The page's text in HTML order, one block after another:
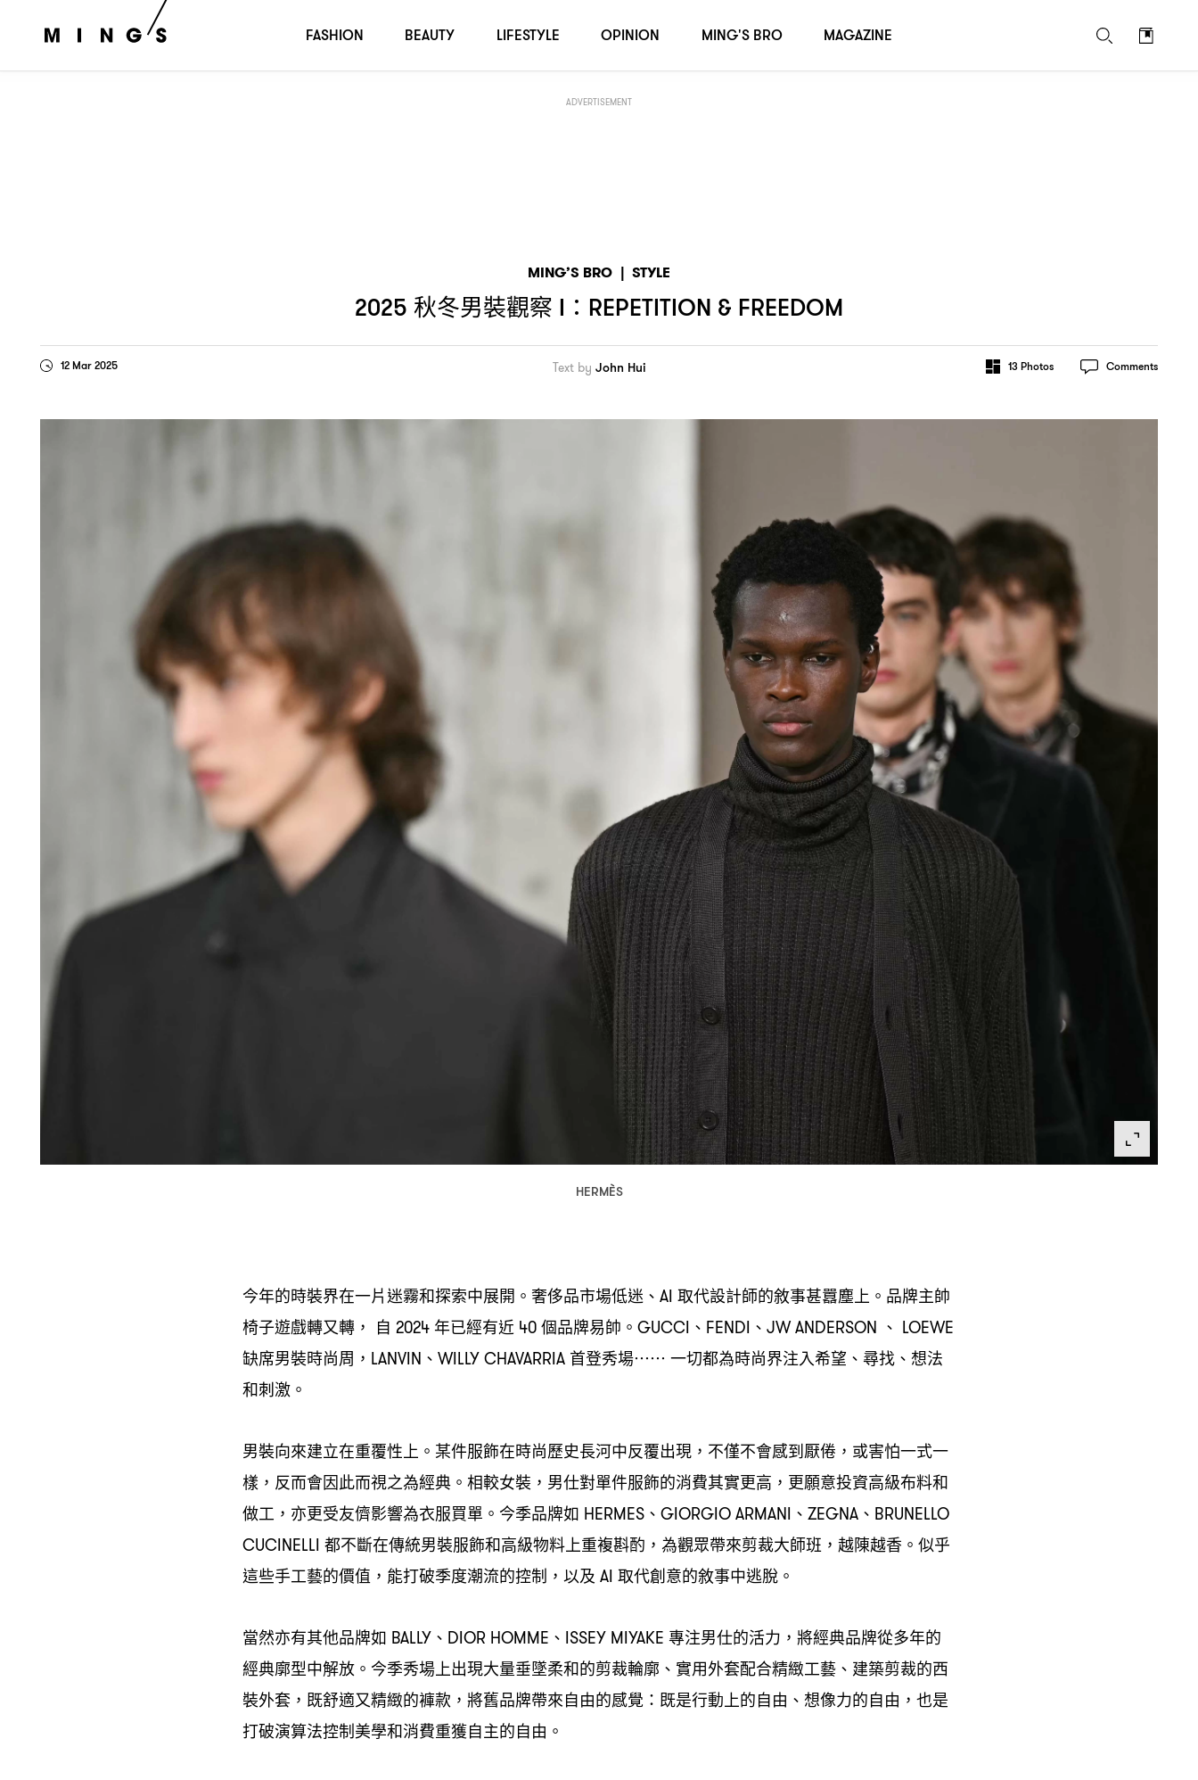
ADVERTISEMENT
MING’S BRO | STYLE
2025 秋冬男裝觀察 I：REPETITION & FREEDOM
12 Mar 2025 Text by John Hui 13Photos Comments
HERMÈS
今年的時裝界在一片迷霧和探索中展開。奢侈品市場低迷、 AI 取代設計師的敘事甚囂塵上。品牌主帥
椅子遊戲轉又轉 ， 自 2024 年已經有近 40個品牌易帥。 GUCCI 、 FENDI 、 JW ANDERSON 、 LOEWE
缺席男裝時尚周 ，LANVIN 、 WILLY CHAVARRIA 首登秀場⋯⋯ 一切都為時尚界注入希望、尋找、想法
和刺激。
男裝向來建立在重覆性上。某件服飾在時尚歷史長河中反覆出現 ， 不僅不會感到厭倦 ， 或害怕一式一
樣 ， 反而會因此而視之為經典。相較女裝 ， 男仕對單件服飾的消費其實更高 ， 更願意投資高級布料和
做工 ， 亦更受友儕影響為衣服買單。今季品牌如 HERMES 、 GIORGIO ARMANI 、 ZEGNA 、 BRUNELLO
CUCINELLI 都不斷在傳統男裝服飾和高級物料上重複斟酌 ， 為觀眾帶來剪裁大師班 ， 越陳越香。似乎
這些手工藝的價值 ， 能打破季度潮流的控制 ， 以及 AI 取代創意的敘事中逃脫。
當然亦有其他品牌如 BALLY 、 DIOR HOMME 、 ISSEY MIYAKE 專注男仕的活力 ， 將經典品牌從多年的
經典廓型中解放。今季秀場上出現大量垂墜柔和的剪裁輪廓、實用外套配合精緻工藝、建築剪裁的西
裝外套 ， 既舒適又精緻的褲款 ， 將舊品牌帶來自由的感覺 ： 既是行動上的自由、想像力的自由 ， 也是
打破演算法控制美學和消費重獲自主的自由。
FASHION BEAUTY LIFESTYLE OPINION MING'S BRO MAGAZINE
2025秋冬男裝觀察 I：REPETITION & FREEDOM